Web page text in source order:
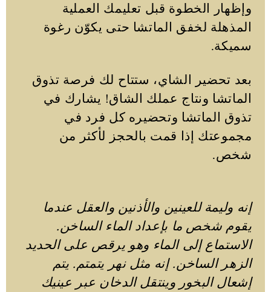
وإظهار الخطوة قبل تعليمك العملية
المذهلة لخفق الماتشا حتى يكوّن رغوة
سميكة.
بعد تحضير الشاي، ستتاح لك فرصة تذوق
الماتشا ونتاج عملك الشاق! يشارك في
تذوق الماتشا وتحضيره كل فرد في
مجموعتك إذا قمت بالحجز لأكثر من
شخص.
إنه وليمة للعينين والأذنين والعقل عندما
يقوم شخص ما بإعداد الماء الساخن.
الاستماع إلى الماء وهو يرقص على الحديد
الزهر الساخن. إنه مثل نهر يتمتم. يتم
إشعال البخور وينتقل الدخان عبر عينيك